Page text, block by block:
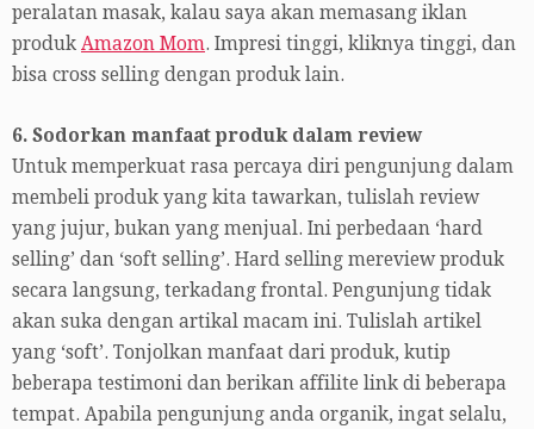
peralatan masak, kalau saya akan memasang iklan
produk Amazon Mom. Impresi tinggi, kliknya tinggi, dan
bisa cross selling dengan produk lain.
6. Sodorkan manfaat produk dalam review
Untuk memperkuat rasa percaya diri pengunjung dalam
membeli produk yang kita tawarkan, tulislah review
yang jujur, bukan yang menjual. Ini perbedaan ‘hard
selling’ dan ‘soft selling’. Hard selling mereview produk
secara langsung, terkadang frontal. Pengunjung tidak
akan suka dengan artikal macam ini. Tulislah artikel
yang ‘soft’. Tonjolkan manfaat dari produk, kutip
beberapa testimoni dan berikan affilite link di beberapa
tempat. Apabila pengunjung anda organik, ingat selalu,